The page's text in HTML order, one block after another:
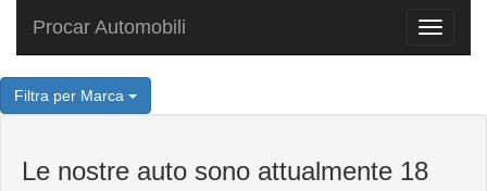
Toggle
Procar Automobili
Filtra per Marca
Le nostre auto sono attualmente 18